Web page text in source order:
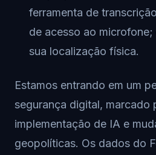
ferramenta de
de acesso ao
sua localização física.
Estamos entrando em um
segurança digital, marcado
implementação de IA e
geopolíticas. Os dados do